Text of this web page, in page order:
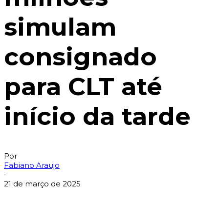
simulam
consignado
para CLT até
início da tarde
Por
Fabiano Araujo
-
21 de março de 2025